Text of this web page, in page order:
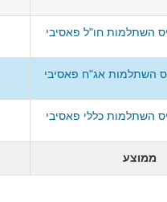
השתלמות חו"ל פאסיבי
השתלמות אג"ח פאסיבי
השתלמות כללי פאסיבי
ממוצע